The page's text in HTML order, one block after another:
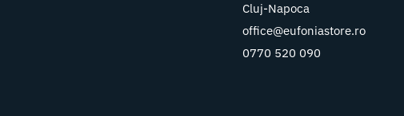
Cluj-Napoca
office@eufoniastore.ro
0770 520 090